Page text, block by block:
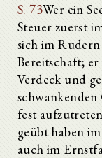
S. 73Wer ein
Steuer zuerst
sich im
Bereitschaft;
Verdeck und
schwankenden
fest
geübt haben
auch im